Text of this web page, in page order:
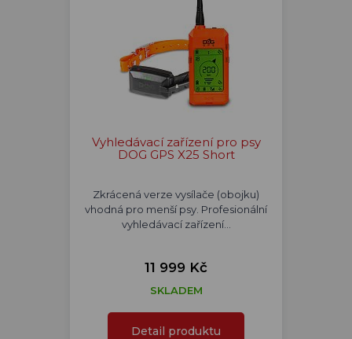
Vyhledávací zařízení pro psy
DOG GPS X25 Short
Zkrácená verze vysílače (obojku)
vhodná pro menší psy. Profesionální
vyhledávací zařízení…
11 999 Kč
SKLADEM
Detail produktu